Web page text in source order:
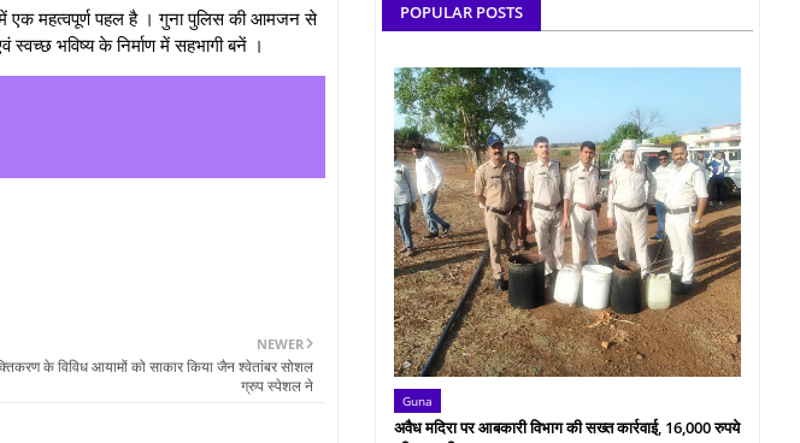
एक महत्वपूर्ण पहल है । गुना पुलिस की आमजन से
भविष्य के निर्माण में सहभागी बनें ।
NEWER
के विविध आयामों को साकार किया जैन श्वेतांबर सोशल
ग्रुप स्पेशल ने
POPULAR POSTS
Guna
अवैध मदिरा पर आबकारी विभाग की सख्त कार्रवाई, 16,000 रुपये